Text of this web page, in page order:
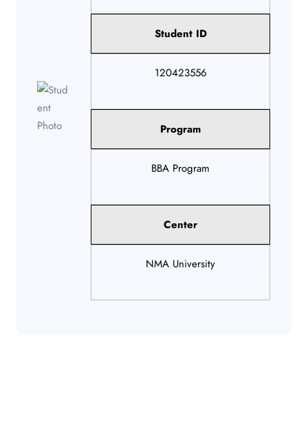
Student ID
120423556
Program
BBA Program
Center
NMA University